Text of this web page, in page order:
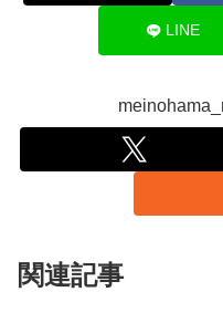
LINE
関連記事